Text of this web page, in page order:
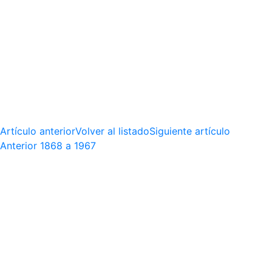
Artículo anteriorVolver al listadoSiguiente artículo
Anterior 1868 a 1967